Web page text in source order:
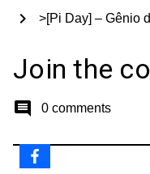
>[Pi Day] – Gênio
chevron_right
Join the
comment 0 comments